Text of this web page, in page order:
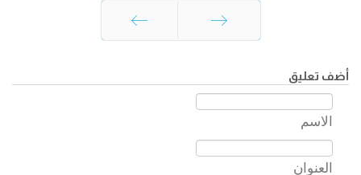
أضف تعليق
الاسم
العنوان